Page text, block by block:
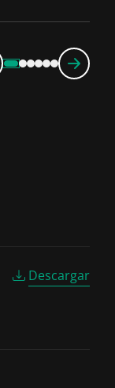
Descargar